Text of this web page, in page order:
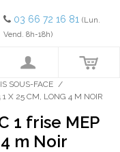
03 66 72 16 81 (Lun.
Vend. 8h-18h)
SOUS-FACE /
X 25 CM, LONG 4 M NOIR
1 frise MEP
m Noir